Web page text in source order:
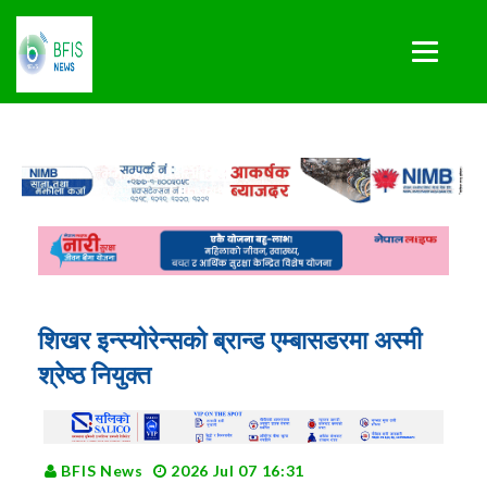
शिखर इन्स्योरेन्सको ब्रान्ड एम्बासडरमा अस्मी
श्रेष्ठ नियुक्त
BFIS News 2026 Jul 07 16:31